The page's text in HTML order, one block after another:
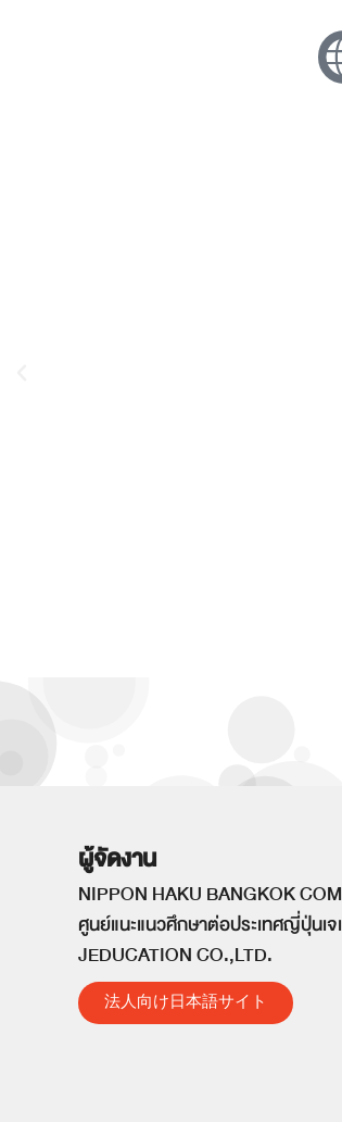
ผู้จัดงาน
NIPPON HAKU BANGKOK
ศูนย์แนะแนวศึกษาต่อประเทศญี่ปุ่นเจ
JEDUCATION CO.,LTD.
法人向け日本語サイト